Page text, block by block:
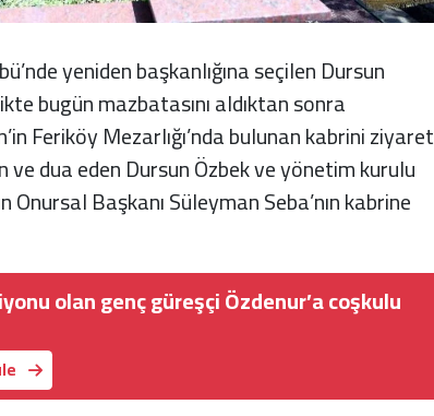
yeniden başkanlığına seçilen Dursun
bugün mazbatasını aldıktan sonra
Feriköy Mezarlığı’nda bulunan kabrini ziyaret
ve dua eden Dursun Özbek ve yönetim kurulu
Başkanı Süleyman Seba’nın kabrine
olan genç güreşçi Özdenur’a coşkulu